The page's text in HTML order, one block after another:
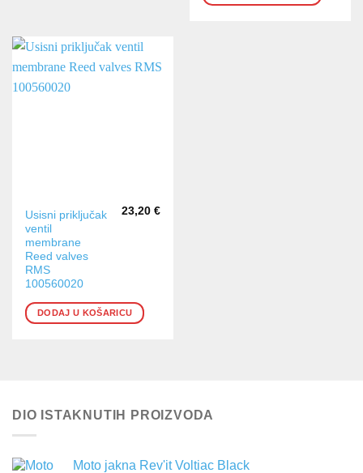
Usisni priključak
ventil
membrane
Reed valves
RMS
100560020
23,20 €
DODAJ U KOŠARICU
DIO ISTAKNUTIH PROIZVODA
Moto jakna Rev'it Voltiac Black